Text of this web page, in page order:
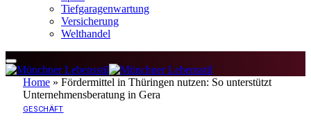
Tiefgaragenwartung
Versicherung
Welthandel
Home » Fördermittel in Thüringen nutzen: So unterstützt
Unternehmensberatung in Gera
GESCHÄFT